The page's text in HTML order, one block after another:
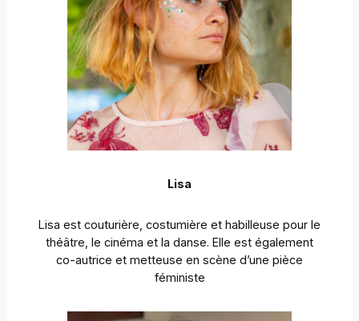
Lisa
Lisa est couturière, costumière et habilleuse pour le
théâtre, le cinéma et la danse. Elle est également
co-autrice et metteuse en scène d’une pièce
féministe